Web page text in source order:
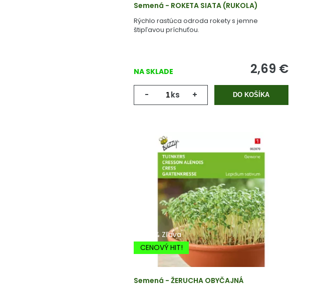
Semená - ROKETA SIATA (RUKOLA)
Rýchlo rastúca odroda rokety s jemne
štipľavou príchuťou.
NA SKLADE 2,69 €
- ks + DO KOŠÍKA
-20% Zľava
CENOVÝ HIT!
Semená - ŽERUCHA OBYČAJNÁ